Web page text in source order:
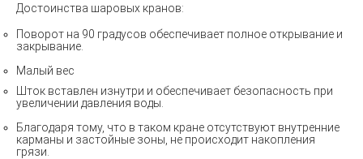
Достоинства шаровых кранов:
Поворот на 90 градусов обеспечивает полное открывание и
закрывание.
Малый вес
Шток вставлен изнутри и обеспечивает безопасность при
увеличении давления воды.
Благодаря тому, что в таком кране отсутствуют внутренние
карманы и застойные зоны, не происходит накопления
грязи.